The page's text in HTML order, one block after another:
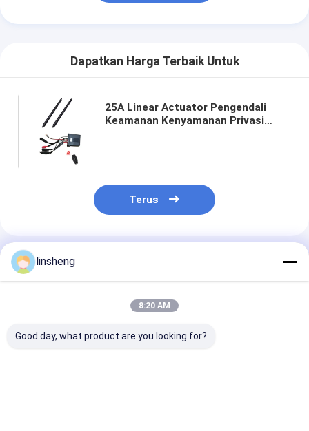
Dapatkan Harga Terbaik Untuk
25A Linear Actuator Pengendali
Keamanan Kenyamanan Privasi
Terus
Rekomendasi Produk
linsheng
8:20 AM
Good day, what product are you looking for?